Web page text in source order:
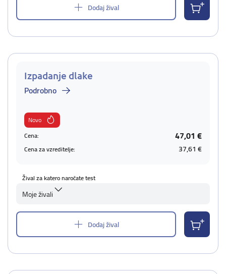
Dodaj žival
Izpadanje dlake
Podrobno
Novo
Cena:
47,01 €
Cena za vzreditelje: 37,61 €
Žival za katero naročate test
Moje živali
Dodaj žival